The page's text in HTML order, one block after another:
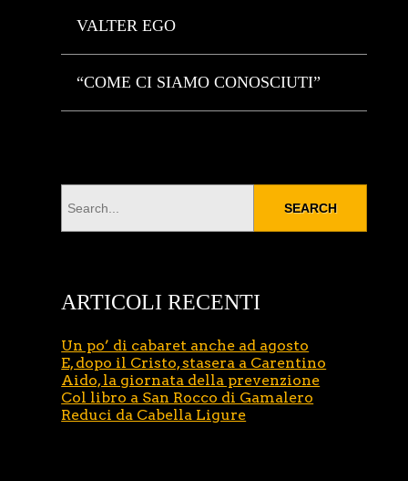
VALTER EGO
“COME CI SIAMO CONOSCIUTI”
ARTICOLI RECENTI
Un po’ di cabaret anche ad agosto
E, dopo il Cristo, stasera a Carentino
Aido, la giornata della prevenzione
Col libro a San Rocco di Gamalero
Reduci da Cabella Ligure